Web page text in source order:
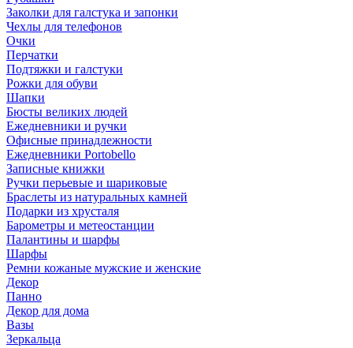
Заколки для галстука и запонки
Чехлы для телефонов
Очки
Перчатки
Подтяжки и галстуки
Рожки для обуви
Шапки
Бюсты великих людей
Ежедневники и ручки
Офисные принадлежности
Ежедневники Portobello
Записные книжки
Ручки перьевые и шариковые
Браслеты из натуральных камней
Подарки из хрусталя
Барометры и метеостанции
Палантины и шарфы
Шарфы
Ремни кожаные мужские и женские
Декор
Панно
Декор для дома
Вазы
Зеркальца